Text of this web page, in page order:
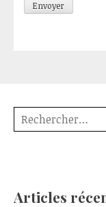
Rechercher :
Articles